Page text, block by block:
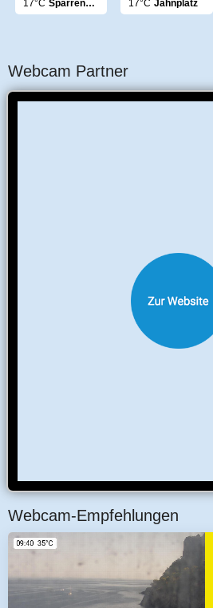
17°C Sparrenburg 17°C Jahnplatz
Webcam Partner
Webcam-Empfehlungen